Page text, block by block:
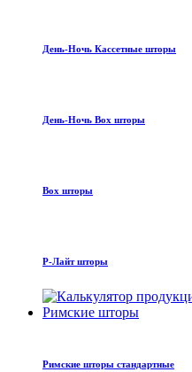
День-Ночь Кассетные шторы
День-Ночь Box шторы
Box шторы
Р-Лайт шторы
Римские шторы
Римские шторы стандартные